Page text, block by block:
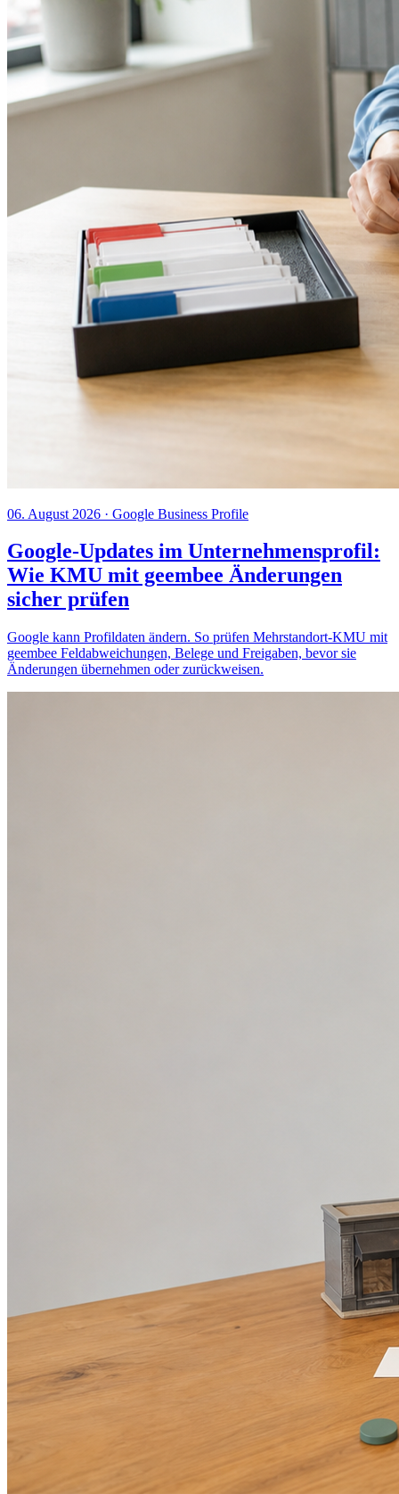
06. August 2026 · Google Business Profile
Google-Updates im Unternehmensprofil:
Wie KMU mit geembee Änderungen
sicher prüfen
Google kann Profildaten ändern. So prüfen Mehrstandort-KMU mit
geembee Feldabweichungen, Belege und Freigaben, bevor sie
Änderungen übernehmen oder zurückweisen.